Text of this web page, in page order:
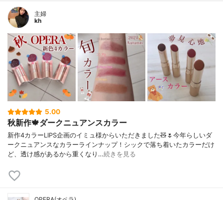
主婦
kh
5.00
秋新作🍁ダークニュアンスカラー
新作4カラーLIPS企画のイミュ様からいただきました🧸🌷今年らしいダ
ークニュアンスなカラーラインナップ！シックで落ち着いたカラーだけ
ど、透け感があるから重くなり…続きを見る